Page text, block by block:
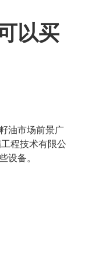
以买
油市场前景广
程技术有限公
设备。